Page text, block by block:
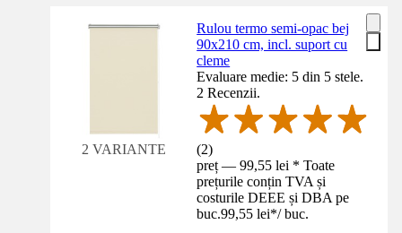
2 VARIANTE
Rulou termo semi-opac bej
90x210 cm, incl. suport cu
cleme
Evaluare medie: 5 din 5 stele.
2 Recenzii.
(2)
preț — 99,55 lei * Toate
prețurile conțin TVA și
costurile DEEE și DBA pe
buc.99,55 lei*/ buc.